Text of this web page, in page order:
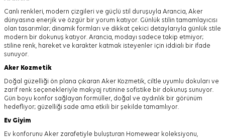
Canlı renkleri, modern çizgileri ve güçlü stil duruşuyla Arancia, Aker
dünyasına enerjik ve özgür bir yorum katıyor. Günlük stilin tamamlayıcısı
olan tasarımlar; dinamik formları ve dikkat çekici detaylarıyla günlük stile
modern bir dokunuş katıyor. Arancia, modayı sadece takip etmiyor;
stiline renk, hareket ve karakter katmak isteyenler için iddialı bir ifade
sunuyor.
Aker Kozmetik
Doğal güzelliği ön plana çıkaran Aker Kozmetik, ciltle uyumlu dokuları ve
zarif renk seçenekleriyle makyaj rutinine sofistike bir dokunuş sunuyor.
Gün boyu konfor sağlayan formüller, doğal ve aydınlık bir görünüm
hedefliyor; güzelliği sade ama etkili bir şekilde tamamlıyor.
Ev Giyim
Ev konforunu Aker zarafetiyle buluşturan Homewear koleksiyonu,